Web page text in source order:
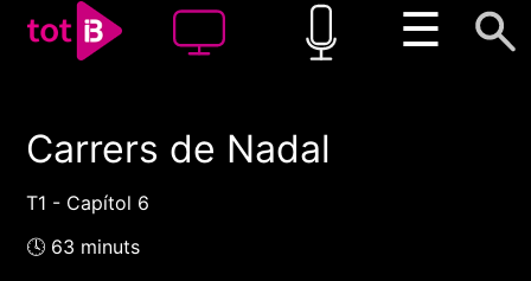
☰
00:00 00:00
Carrers de Nadal
T1 - Capítol 6
🕓 63 minuts